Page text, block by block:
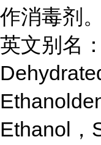
作消毒剂。
英文别名：
Ethanol，